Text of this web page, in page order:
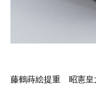
藤鶴蒔絵提重 昭憲皇